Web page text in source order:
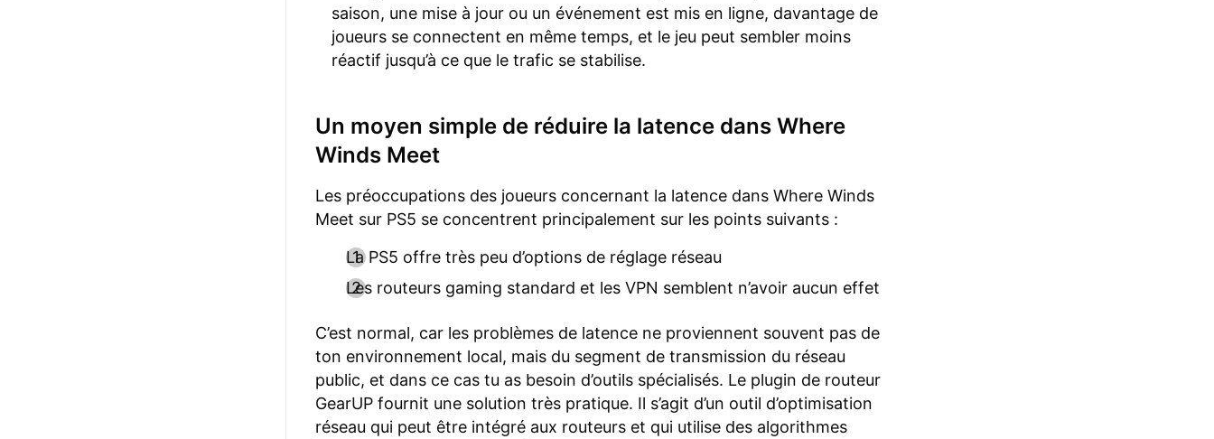
saison, une mise à jour ou un événement est mis en ligne, davantage de
joueurs se connectent en même temps, et le jeu peut sembler moins
réactif jusqu’à ce que le trafic se stabilise.
Un moyen simple de réduire la latence dans Where
Winds Meet
Les préoccupations des joueurs concernant la latence dans Where Winds
Meet sur PS5 se concentrent principalement sur les points suivants :
La PS5 offre très peu d’options de réglage réseau
Les routeurs gaming standard et les VPN semblent n’avoir aucun effet
C’est normal, car les problèmes de latence ne proviennent souvent pas de
ton environnement local, mais du segment de transmission du réseau
public, et dans ce cas tu as besoin d’outils spécialisés. Le plugin de routeur
GearUP fournit une solution très pratique. Il s’agit d’un outil d’optimisation
réseau qui peut être intégré aux routeurs et qui utilise des algorithmes